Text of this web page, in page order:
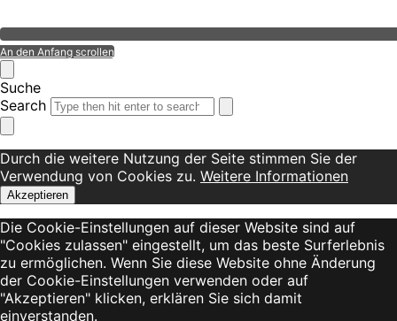
An den Anfang scrollen
Suche
Search
Durch die weitere Nutzung der Seite stimmen Sie der
Verwendung von Cookies zu. Weitere Informationen
Akzeptieren
Die Cookie-Einstellungen auf dieser Website sind auf
"Cookies zulassen" eingestellt, um das beste Surferlebnis
zu ermöglichen. Wenn Sie diese Website ohne Änderung
der Cookie-Einstellungen verwenden oder auf
"Akzeptieren" klicken, erklären Sie sich damit
einverstanden.